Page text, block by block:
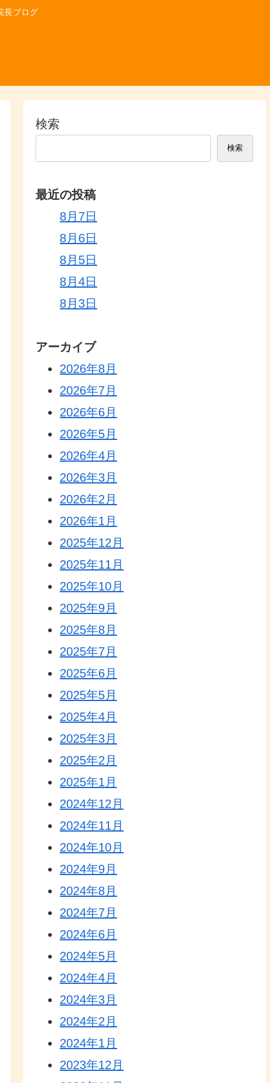
長ブログ
検索
検索
最近の投稿
8月7日
8月6日
8月5日
8月4日
8月3日
アーカイブ
2026年8月
2026年7月
2026年6月
2026年5月
2026年4月
2026年3月
2026年2月
2026年1月
2025年12月
2025年11月
2025年10月
2025年9月
2025年8月
2025年7月
2025年6月
2025年5月
2025年4月
2025年3月
2025年2月
2025年1月
2024年12月
2024年11月
2024年10月
2024年9月
2024年8月
2024年7月
2024年6月
2024年5月
2024年4月
2024年3月
2024年2月
2024年1月
2023年12月